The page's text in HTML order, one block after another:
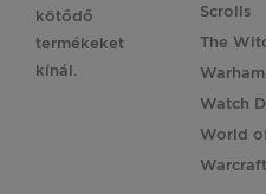
kötődő
termékeket
kínál.
Scrolls
The
Watch
World
Warcraft